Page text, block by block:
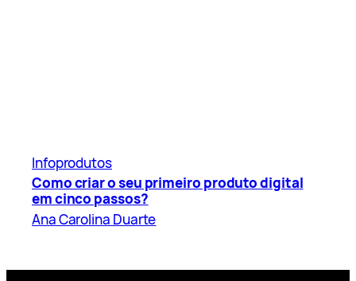
Infoprodutos
Como criar o seu primeiro produto digital
em cinco passos?
Ana Carolina Duarte